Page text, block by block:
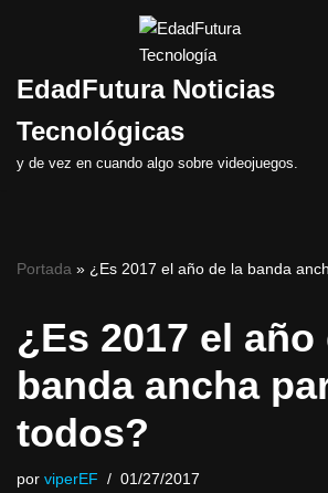
al
EdadFutura Noticias
Tecnológicas
y de vez en cuando algo sobre videojuegos.
Portada » ¿Es 2017 el año de la banda
¿Es 2017 el año
banda ancha
todos?
por viperEF 01/27/2017